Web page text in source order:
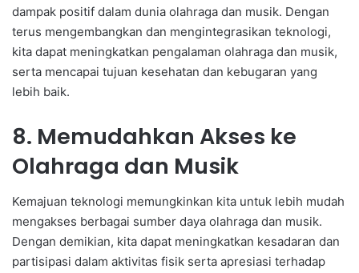
dampak positif dalam dunia olahraga dan musik. Dengan
terus mengembangkan dan mengintegrasikan teknologi,
kita dapat meningkatkan pengalaman olahraga dan musik,
serta mencapai tujuan kesehatan dan kebugaran yang
lebih baik.
8. Memudahkan Akses ke
Olahraga dan Musik
Kemajuan teknologi memungkinkan kita untuk lebih mudah
mengakses berbagai sumber daya olahraga dan musik.
Dengan demikian, kita dapat meningkatkan kesadaran dan
partisipasi dalam aktivitas fisik serta apresiasi terhadap